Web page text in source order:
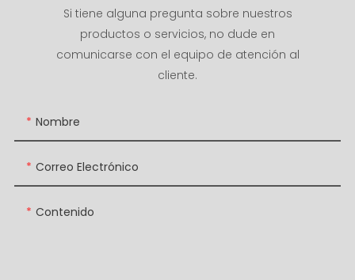
Si tiene alguna pregunta sobre nuestros
productos o servicios, no dude en
comunicarse con el equipo de atención al
cliente.
Nombre
Correo Electrónico
Contenido